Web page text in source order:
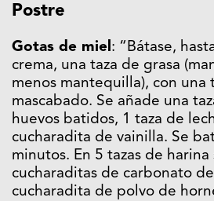
Postre
Gotas de miel: “Bátase,
crema, una taza de grasa
menos mantequilla), con una
mascabado. Se añade una
huevos batidos, 1 taza de
cucharadita de vainilla. Se
minutos. En 5 tazas de harina
cucharaditas de carbonato de
cucharadita de polvo de